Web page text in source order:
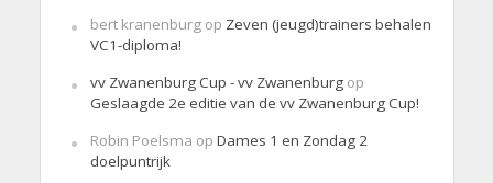
bert kranenburgop Zeven (jeugd)trainers behalen
VC1-diploma!
vv Zwanenburg Cup - vv Zwanenburgop
Geslaagde 2e editie van de vv Zwanenburg Cup!
Robin Poelsma op Dames 1 en Zondag 2
doelpuntrijk